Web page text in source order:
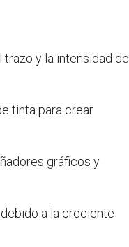
trazo y la intensidad de
tinta para crear
gráficos y
a la creciente